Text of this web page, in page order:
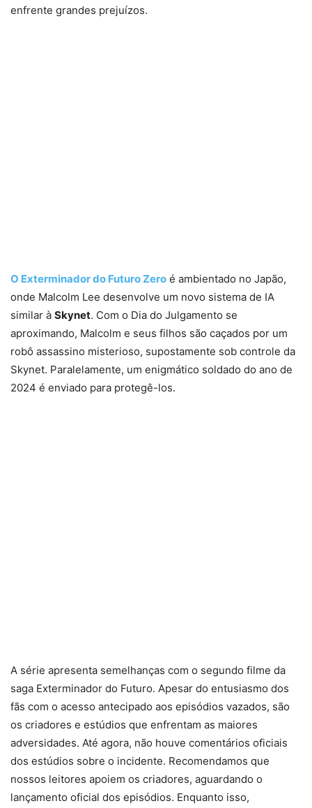
enfrente grandes prejuízos.
O Exterminador do Futuro Zero é ambientado no Japão,
onde Malcolm Lee desenvolve um novo sistema de IA
similar à Skynet. Com o Dia do Julgamento se
aproximando, Malcolm e seus filhos são caçados por um
robô assassino misterioso, supostamente sob controle da
Skynet. Paralelamente, um enigmático soldado do ano de
2024 é enviado para protegê-los.
A série apresenta semelhanças com o segundo filme da
saga Exterminador do Futuro. Apesar do entusiasmo dos
fãs com o acesso antecipado aos episódios vazados, são
os criadores e estúdios que enfrentam as maiores
adversidades. Até agora, não houve comentários oficiais
dos estúdios sobre o incidente. Recomendamos que
nossos leitores apoiem os criadores, aguardando o
lançamento oficial dos episódios. Enquanto isso,